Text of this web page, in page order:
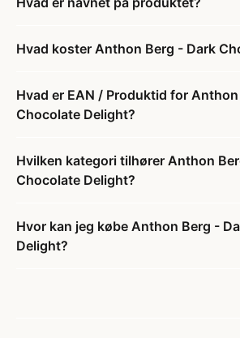
Hvad koster Anthon Berg - Dark
Hvad er EAN / Produktid for
Chocolate Delight?
Hvilken kategori tilhører Anthon
Chocolate Delight?
Hvor kan jeg købe Anthon Berg -
Delight?